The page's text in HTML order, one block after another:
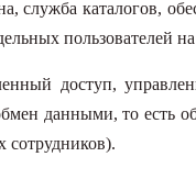
служба каталогов,
пользователей
доступ,
данными, то есть
сотрудников).